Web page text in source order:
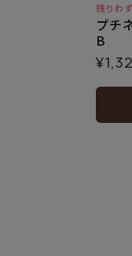
残りわ
プチ
B
¥